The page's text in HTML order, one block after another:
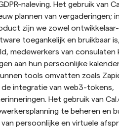
naleving. Het gebruik van
plannen van vergaderingen;
zijn we zowel ontwikkelaar-
toegankelijk en bruikbaar
medewerkers van consulaten
aan hun persoonlijke
tools omvatten zoals
de integratie van web3-tokens,
Het gebruik van
te beheren en
persoonlijke en virtuele